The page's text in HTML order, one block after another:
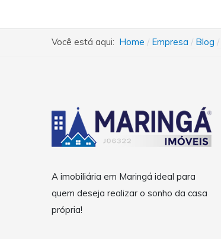
Você está aqui: Home Empresa Blog
A imobiliária em Maringá ideal para
quem deseja realizar o sonho da casa
própria!